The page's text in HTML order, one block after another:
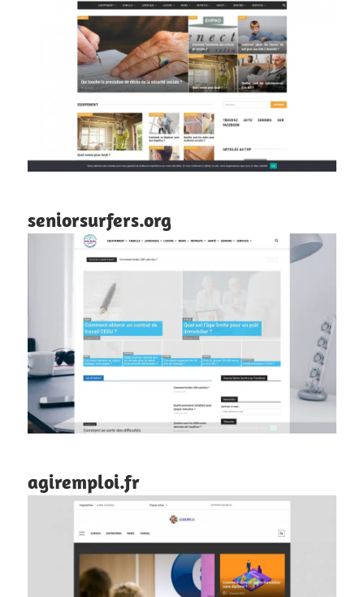
seniorsurfers.org
agiremploi.fr